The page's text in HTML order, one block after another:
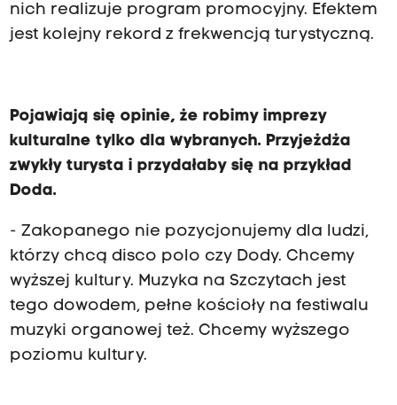
nich realizuje program promocyjny. Efektem
jest kolejny rekord z frekwencją turystyczną.
Pojawiają się opinie, że robimy imprezy
kulturalne tylko dla wybranych. Przyjeżdża
zwykły turysta i przydałaby się na przykład
Doda.
- Zakopanego nie pozycjonujemy dla ludzi,
którzy chcą disco polo czy Dody. Chcemy
wyższej kultury. Muzyka na Szczytach jest
tego dowodem, pełne kościoły na festiwalu
muzyki organowej też. Chcemy wyższego
poziomu kultury.